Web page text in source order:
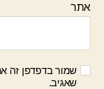
אתר
שמור בדפדפן זה
שאגיב.